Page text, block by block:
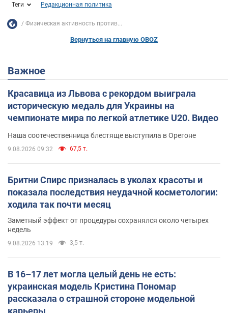
Теги Редакционная политика
Физическая активность против...
Вернуться на главную OBOZ
Важное
Красавица из Львова с рекордом выиграла
историческую медаль для Украины на
чемпионате мира по легкой атлетике U20. Видео
Наша соотечественница блестяще выступила в Орегоне
9.08.2026 09:32 67,5 т.
Бритни Спирс призналась в уколах красоты и
показала последствия неудачной косметологии:
ходила так почти месяц
Заметный эффект от процедуры сохранялся около четырех
недель
9.08.2026 13:19 3,5 т.
В 16–17 лет могла целый день не есть:
украинская модель Кристина Пономар
рассказала о страшной стороне модельной
карьеры